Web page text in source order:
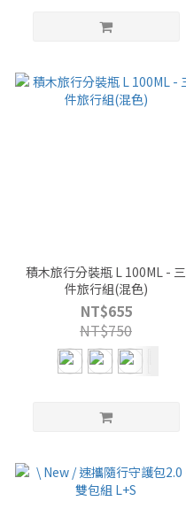
積木旅行分裝瓶 L 100ML - 三
件旅行組(混色)
NT$655
NT$750